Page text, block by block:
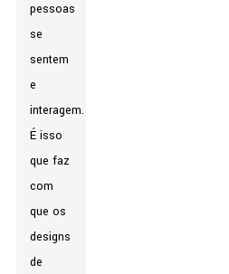
pessoas
se
sentem
e
interagem.
É isso
que faz
com
que os
designs
de